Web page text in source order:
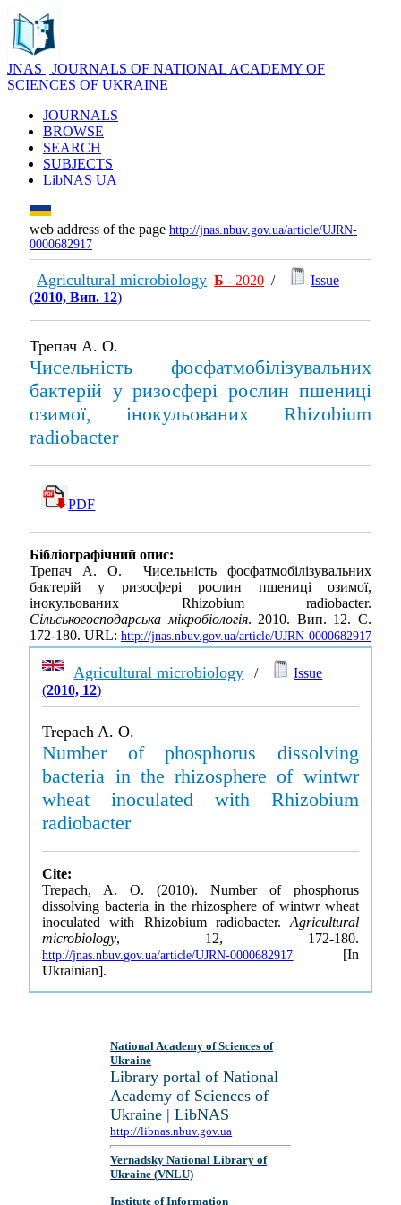
JNAS | JOURNALS OF NATIONAL ACADEMY OF
SCIENCES OF UKRAINE
JOURNALS
BROWSE
SEARCH
SUBJECTS
LibNAS UA
web address of the page http://jnas.nbuv.gov.ua/article/UJRN-
0000682917
Agricultural microbiology Б - 2020 /
Issue
(2010, Вип. 12)
Трепач А. О.
Чисельність фосфатмобілізувальних
бактерій у ризосфері рослин пшениці
озимої, інокульованих Rhizobium
radiobacter
PDF
Бібліографічний опис:
Трепач А. О. Чисельність фосфатмобілізувальних
бактерій у ризосфері рослин пшениці озимої,
інокульованих Rhizobium radiobacter.
Сільськогосподарська мікробіологія. 2010. Вип. 12. С.
172-180. URL: http://jnas.nbuv.gov.ua/article/UJRN-0000682917
Agricultural microbiology /
Issue
(2010, 12)
Trepach A. O.
Number of phosphorus dissolving
bacteria in the rhizosphere of wintwr
wheat inoculated with Rhizobium
radiobacter
Cite:
Trepach, A. O. (2010). Number of phosphorus
dissolving bacteria in the rhizosphere of wintwr wheat
inoculated with Rhizobium radiobacter. Agricultural
microbiology, 12, 172-180.
http://jnas.nbuv.gov.ua/article/UJRN-0000682917 [In
Ukrainian].
National Academy of Sciences of
Ukraine
Library portal of National
Academy of Sciences of
Ukraine | LibNAS
http://libnas.nbuv.gov.ua
Vernadsky National Library of
Ukraine (VNLU)
Institute of Information